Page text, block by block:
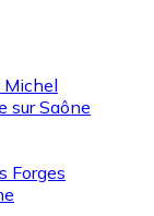
sur Saône
Forges